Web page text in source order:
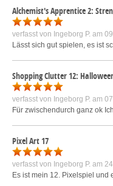
Alchemist's Apprentice 2:
verfasst von Ingeborg P. am
Lässt sich gut spielen, es ist
Shopping Clutter 12:
verfasst von Ingeborg P. am
Für zwischendurch ganz ok
Pixel Art 17
verfasst von Ingeborg P. am
Es ist mein 12. Pixelspiel